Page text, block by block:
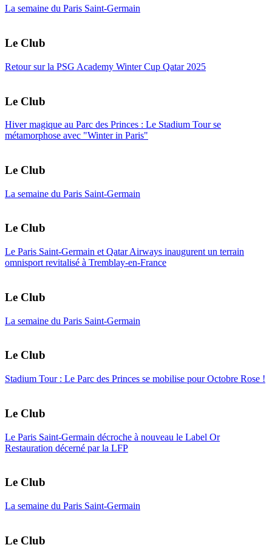
La semaine du Paris Saint-Germain
Le Club
Retour sur la PSG Academy Winter Cup Qatar 2025
Le Club
Hiver magique au Parc des Princes : Le Stadium Tour se
métamorphose avec "Winter in Paris"
Le Club
La semaine du Paris Saint-Germain
Le Club
Le Paris Saint-Germain et Qatar Airways inaugurent un terrain
omnisport revitalisé à Tremblay-en-France
Le Club
La semaine du Paris Saint-Germain
Le Club
Stadium Tour : Le Parc des Princes se mobilise pour Octobre Rose !
Le Club
Le Paris Saint-Germain décroche à nouveau le Label Or
Restauration décerné par la LFP
Le Club
La semaine du Paris Saint-Germain
Le Club